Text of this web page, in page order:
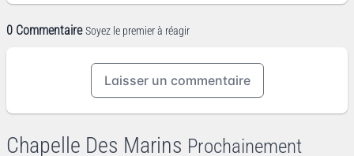
0 Commentaire Soyez le premier à réagir
Laisser un commentaire
Chapelle Des Marins Prochainement